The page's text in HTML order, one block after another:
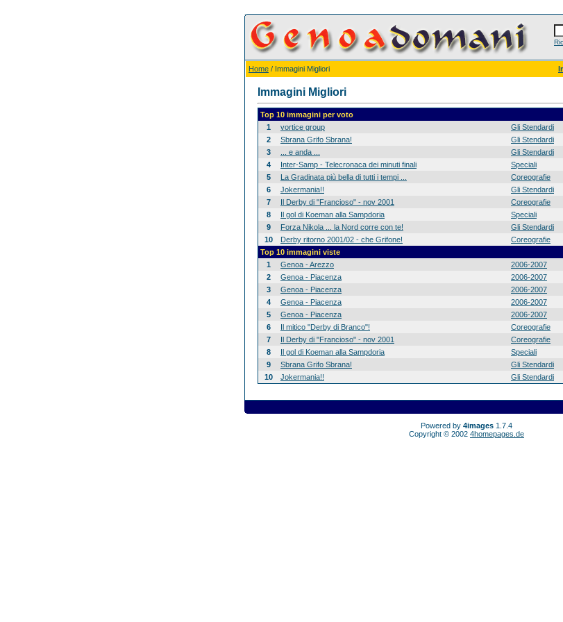
Home / Immagini Migliori
Immagini Migliori
Top 10 immagini per voto
1
vortice group Gli Stendardi
2
Sbrana Grifo Sbrana! Gli Stendardi
3
... e anda ... Gli Stendardi
4
Inter-Samp - Telecronaca dei minuti finali Speciali
5
La Gradinata più bella di tutti i tempi ... Coreografie
6
Jokermania!! Gli Stendardi
7
Il Derby di "Francioso" - nov 2001 Coreografie
8
Il gol di Koeman alla Sampdoria Speciali
9
Forza Nikola ... la Nord corre con te! Gli Stendardi
10
Derby ritorno 2001/02 - che Grifone! Coreografie
Top 10 immagini viste
1
Genoa - Arezzo 2006-2007
2
Genoa - Piacenza 2006-2007
3
Genoa - Piacenza 2006-2007
4
Genoa - Piacenza 2006-2007
5
Genoa - Piacenza 2006-2007
6
Il mitico "Derby di Branco"! Coreografie
7
Il Derby di "Francioso" - nov 2001 Coreografie
8
Il gol di Koeman alla Sampdoria Speciali
9
Sbrana Grifo Sbrana! Gli Stendardi
10
Jokermania!! Gli Stendardi
Powered by 4images 1.7.4
Copyright © 2002 4homepages.de